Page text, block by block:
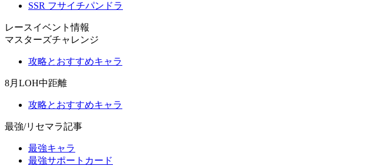
SSR フサイチパンドラ
レースイベント情報
マスターズチャレンジ
攻略とおすすめキャラ
8月LOH中距離
攻略とおすすめキャラ
最強/リセマラ記事
最強キャラ
最強サポートカード